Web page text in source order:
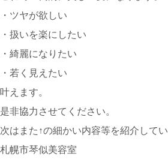
・ツヤが欲しい
・扱いを楽にしたい
・綺麗になりたい
・若く見えたい
叶えます。
是非協力させてください。
次はまた↑の細かい内容等を紹介して
札幌市琴似美容室